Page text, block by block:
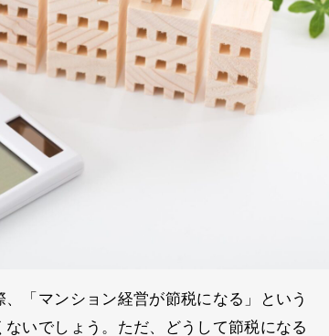
「マンション経営が節税になる」という
いでしょう。ただ、どうして節税になる